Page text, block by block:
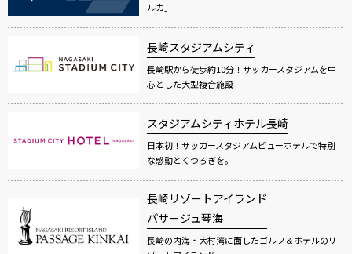
ルカ」
長崎スタジアムシティ
長崎駅から徒歩約10分！サッカースタジアムを中
心とした大型複合施設
スタジアムシティホテル長崎
日本初！サッカースタジアムビューホテルで特別
な感動とくつろぎを。
長崎リゾートアイランド
パサージュ琴海
長崎の内海・大村湾に面したゴルフ＆ホテルのリ